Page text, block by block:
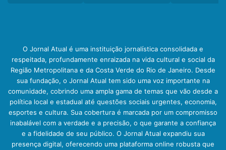
O Jornal Atual é uma instituição jornalística consolidada e
respeitada, profundamente enraizada na vida cultural e social da
Região Metropolitana e da Costa Verde do Rio de Janeiro. Desde
sua fundação, o Jornal Atual tem sido uma voz importante na
comunidade, cobrindo uma ampla gama de temas que vão desde a
política local e estadual até questões sociais urgentes, economia,
esportes e cultura. Sua cobertura é marcada por um compromisso
inabalável com a verdade e a precisão, o que garante a confiança
e a fidelidade de seu público. O Jornal Atual expandiu sua
presença digital, oferecendo uma plataforma online robusta que